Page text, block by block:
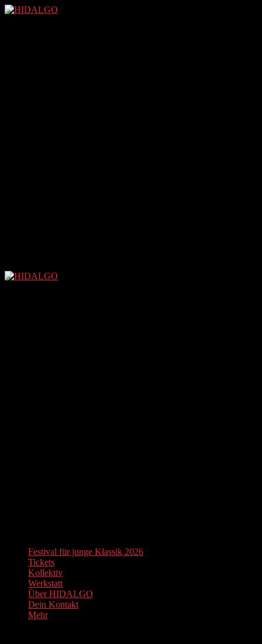
Festival für junge Klassik 2026
Tickets
Kollektiv
Werkstatt
Über HIDALGO
Dein Kontakt
Mehr